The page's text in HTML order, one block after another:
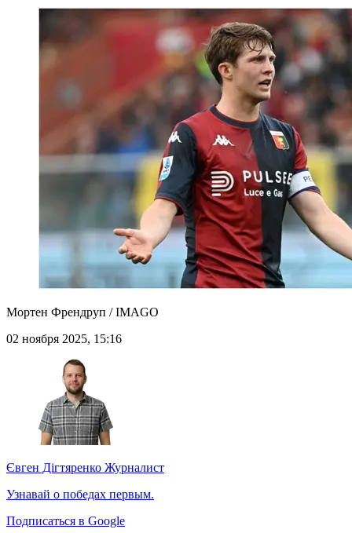
Мортен Френдруп / IMAGO
02 ноября 2025, 15:16
Євген Дігтяренко Журналист
Узнавай о победах первым.
Подписаться в Google